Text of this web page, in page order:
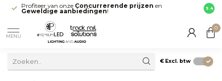
Profiteer van onze Concurrerende prijzen en
Geweldige aanbiedingen! direct
9.4
MENU
0
€ Excl. btw